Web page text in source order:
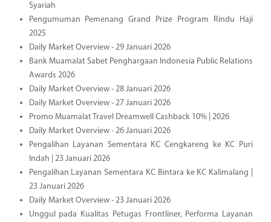
Syariah
Pengumuman Pemenang Grand Prize Program Rindu Haji
2025
Daily Market Overview - 29 Januari 2026
Bank Muamalat Sabet Penghargaan Indonesia Public Relations
Awards 2026
Daily Market Overview - 28 Januari 2026
Daily Market Overview - 27 Januari 2026
Promo Muamalat Travel Dreamwell Cashback 10% | 2026
Daily Market Overview - 26 Januari 2026
Pengalihan Layanan Sementara KC Cengkareng ke KC Puri
Indah | 23 Januari 2026
Pengalihan Layanan Sementara KC Bintara ke KC Kalimalang |
23 Januari 2026
Daily Market Overview - 23 Januari 2026
Unggul pada Kualitas Petugas Frontliner, Performa Layanan